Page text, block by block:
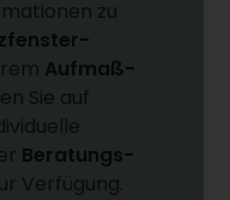
zu
Aufmaß-
Sie auf
Beratungs-
Verfügung.